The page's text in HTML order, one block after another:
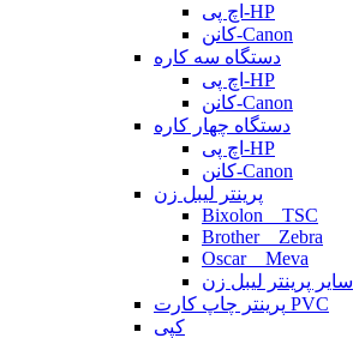
اچ پی-HP
کانن-Canon
دستگاه سه کاره
اچ پی-HP
کانن-Canon
دستگاه چهار کاره
اچ پی-HP
کانن-Canon
پرینتر لیبل زن
Bixolon _ TSC
Brother _ Zebra
Oscar _ Meva
سایر پرینتر لیبل زن
پرینتر چاپ کارت PVC
کپی